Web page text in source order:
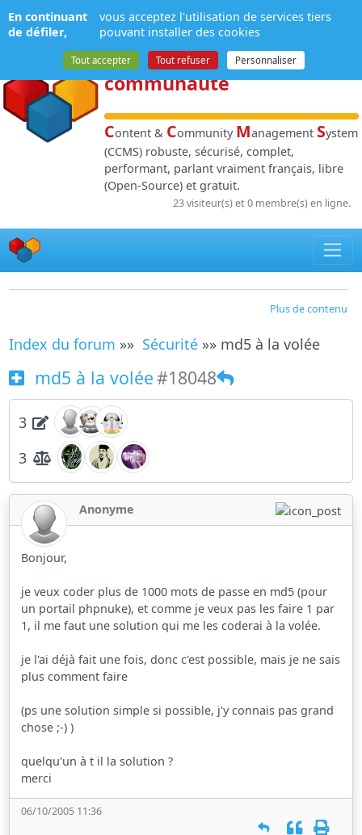
NPDS:Gestion de
contenuet de
communauté
Content & Community Management System
(CCMS) robuste, sécurisé, complet,
performant, parlant vraiment français, libre
(Open-Source) et gratuit.
23 visiteur(s) et 0 membre(s) en ligne.
Plus de contenu
Index du forum »» Sécurité»» md5 à la volée
md5 à la volée#18048
3
3
Anonyme
Bonjour,
je veux coder plus de 1000 mots de passe en md5 (pour
un portail phpnuke), et comme je veux pas les faire 1 par
1, il me faut une solution qui me les coderai à la volée.
je l'ai déjà fait une fois, donc c'est possible, mais je ne sais
plus comment faire
(ps une solution simple si possible, j'y connais pas grand
chose ;-) )
quelqu'un à t il la solution ?
merci
06/10/2005 11:36
Panneau de gestion des cookies
En continuant
de défiler,
vous acceptez l'utilisation de services tiers
pouvant installer des cookies
Tout accepter Tout refuser Personnaliser